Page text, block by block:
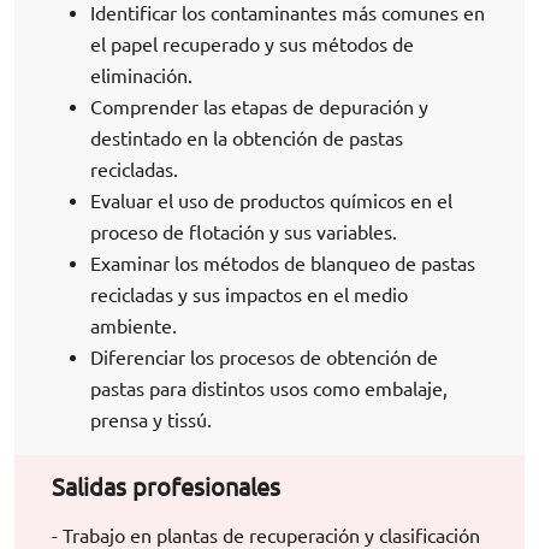
Identificar los contaminantes más comunes en
el papel recuperado y sus métodos de
eliminación.
Comprender las etapas de depuración y
destintado en la obtención de pastas
recicladas.
Evaluar el uso de productos químicos en el
proceso de flotación y sus variables.
Examinar los métodos de blanqueo de pastas
recicladas y sus impactos en el medio
ambiente.
Diferenciar los procesos de obtención de
pastas para distintos usos como embalaje,
prensa y tissú.
Salidas profesionales
- Trabajo en plantas de recuperación y clasificación